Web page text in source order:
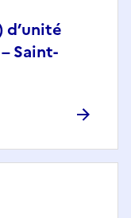
d’unité
Saint-